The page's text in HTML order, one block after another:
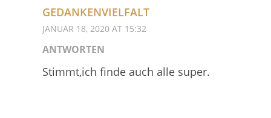
GEDANKENVIELFALT
JANUAR 18, 2020 AT 15:32
ANTWORTEN
Stimmt,ich finde auch alle super.